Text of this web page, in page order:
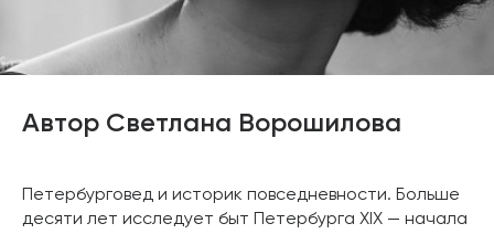
Автор Светлана Ворошилова
Петербурговед и историк повседневности. Больше
десяти лет исследует быт Петербурга XIX — начала